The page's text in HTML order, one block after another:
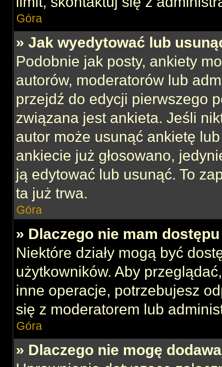
Góra
» Jak wyedytować lub
Podobnie jak posty, ankiety
autorów, moderatorów lub
przejdź do edycji pierwszego
związana jest ankieta. Jeśli
autor może usunąć ankietę
ankiecie już głosowano,
ją edytować lub usunąć. To
ta już trwa.
Góra
» Dlaczego nie mam dostępu
Niektóre działy mogą być
użytkowników. Aby
inne operacje, potrzebujesz
się z moderatorem lub
Góra
» Dlaczego nie mogę